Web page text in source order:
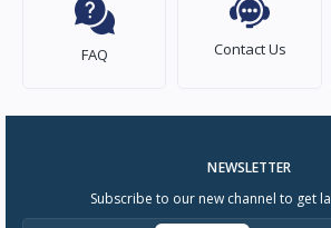
Contact Us
FAQ
NEWSLETTER
Subscribe to our new channel to get